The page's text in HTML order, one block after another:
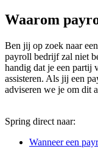
Waarom
Ben jij op zoek naar
payroll bedrijf zal niet
handig dat je een partij
assisteren. Als jij een
adviseren we je om dit
Spring direct naar:
Wanneer een